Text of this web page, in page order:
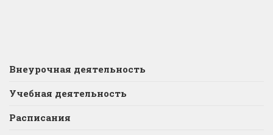
Внеурочная деятельность
Учебная деятельность
Расписания